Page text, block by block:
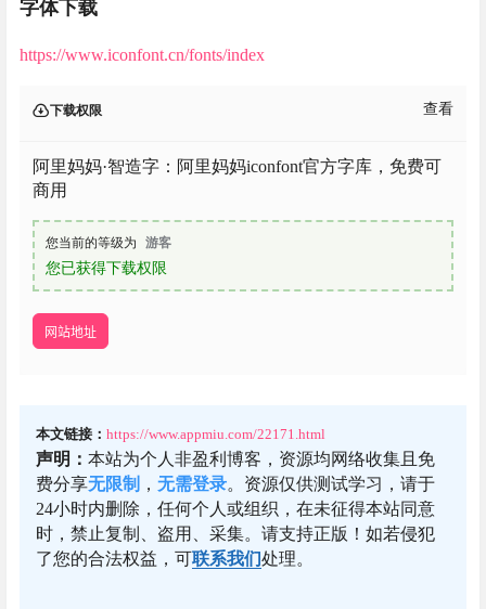
字体下载
https://www.iconfont.cn/fonts/index
下载权限 查看
阿里妈妈·智造字：阿里妈妈iconfont官方字库，免费可
商用
您当前的等级为 游客
您已获得下载权限
网站地址
本文链接： https://www.appmiu.com/22171.html
声明： 本站为个人非盈利博客，资源均网络收集且免
费分享无限制 ， 无需登录。资源仅供测试学习，请于
24小时内删除，任何个人或组织，在未征得本站同意
时，禁止复制、盗用、采集。请支持正版！如若侵犯
了您的合法权益，可联系我们处理。